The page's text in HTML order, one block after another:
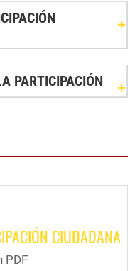
PARTICIPACIÓN
CIUDADANA
PDF